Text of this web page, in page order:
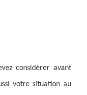
considérer avant
votre situation au